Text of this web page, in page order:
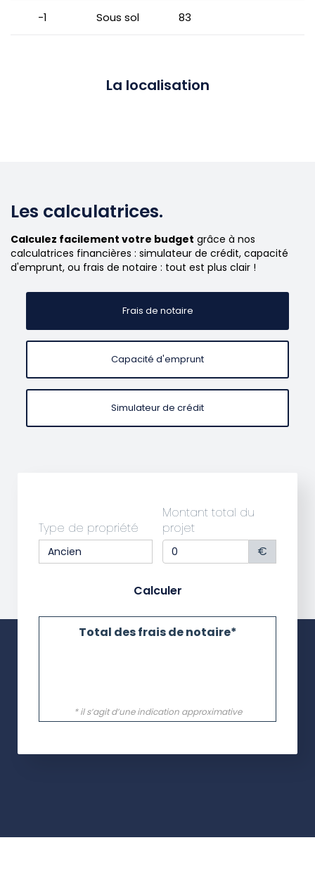
-1 Sous sol 83
La localisation
Les calculatrices.
Calculez facilement votre budget grâce à nos
calculatrices financières : simulateur de crédit, capacité
d'emprunt, ou frais de notaire : tout est plus clair !
Frais de notaire
Capacité d'emprunt
Simulateur de crédit